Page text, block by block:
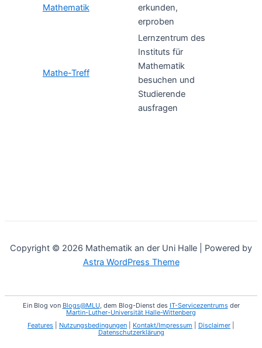
Mathematik
erkunden,
erproben
Mathe-Treff
Lernzentrum des
Instituts für
Mathematik
besuchen und
Studierende
ausfragen
Copyright © 2026 Mathematik an der Uni Halle | Powered by
Astra WordPress Theme
Ein Blog von Blogs@MLU, dem Blog-Dienst des IT-Servicezentrumsder
Martin-Luther-Universität Halle-Wittenberg
Features
Nutzungsbedingungen Kontakt/Impressum Disclaimer
Datenschutzerklärung